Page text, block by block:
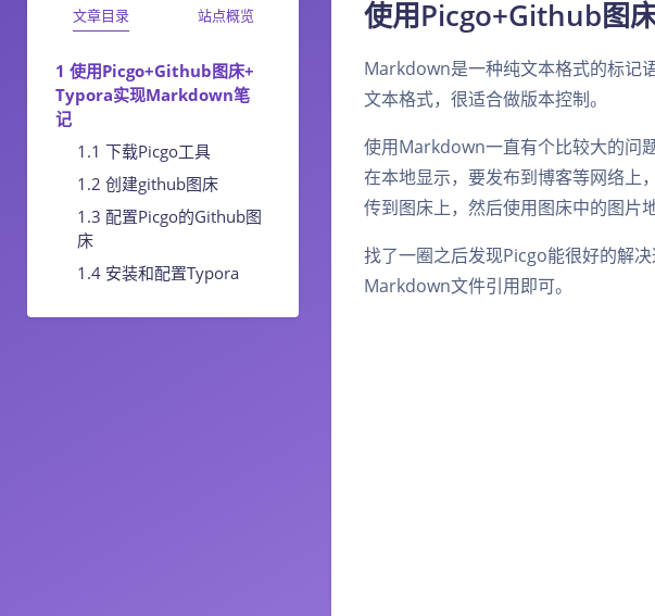
文章目录 站点概览
使用Picgo+Github图床+
Typora实现Markdown笔
记
下载Picgo工具
创建github图床
配置Picgo的Github图
床
安装和配置Typora
使用Picgo+Github图
Markdown是一种纯文本格式的标记
文本格式，很适合做版本控制。
使用Markdown一直有个比较大的问
在本地显示，要发布到博客等网络上
传到图床上，然后使用图床中的图片地
找了一圈之后发现Picgo能很好的解
Markdown文件引用即可。